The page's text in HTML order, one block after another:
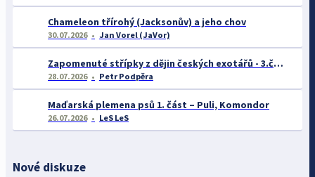
Chameleon třírohý (Jacksonův) a jeho chov
30.07.2026 Jan Vorel (JaVor)
Zapomenuté střípky z dějin českých exotářů - 3.část
28.07.2026 Petr Podpěra
Maďarská plemena psů 1. část – Puli, Komondor
26.07.2026 LeS LeS
Nové diskuze